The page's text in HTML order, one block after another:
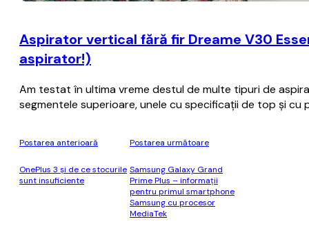
Aspirator vertical fără fir Dreame V30
aspirator!)
Am testat în ultima vreme destul de multe tipuri de
segmentele superioare, unele cu specificații de top și
Postarea anterioară
OnePlus 3 și de ce stocurile
sunt insuficiente
Postarea următoare
Samsung Galaxy Grand
Prime Plus – informaţii
pentru primul smartphone
Samsung cu procesor
MediaTek